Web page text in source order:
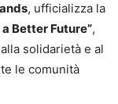
, ufficializza la
Better Future”,
solidarietà e al
le comunità